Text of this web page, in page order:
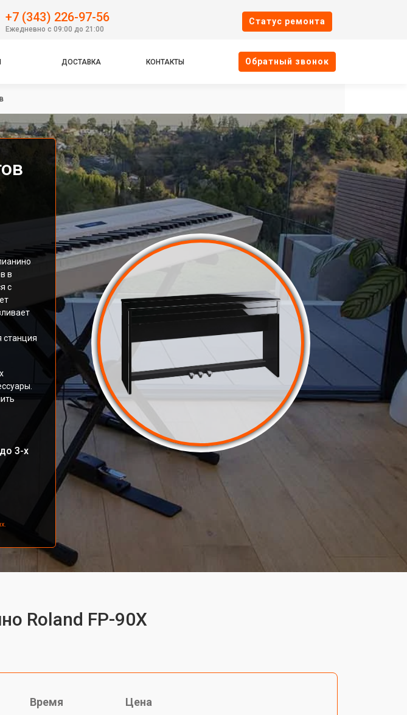
+7 (343) 226-97-56
Ежедневно с 09:00 до 21:00
Cтатус ремонта
ДОСТАВКА КОНТАКТЫ Oбратный звонок
в
с
станция
3-х
Roland FP-90X
Время Цена